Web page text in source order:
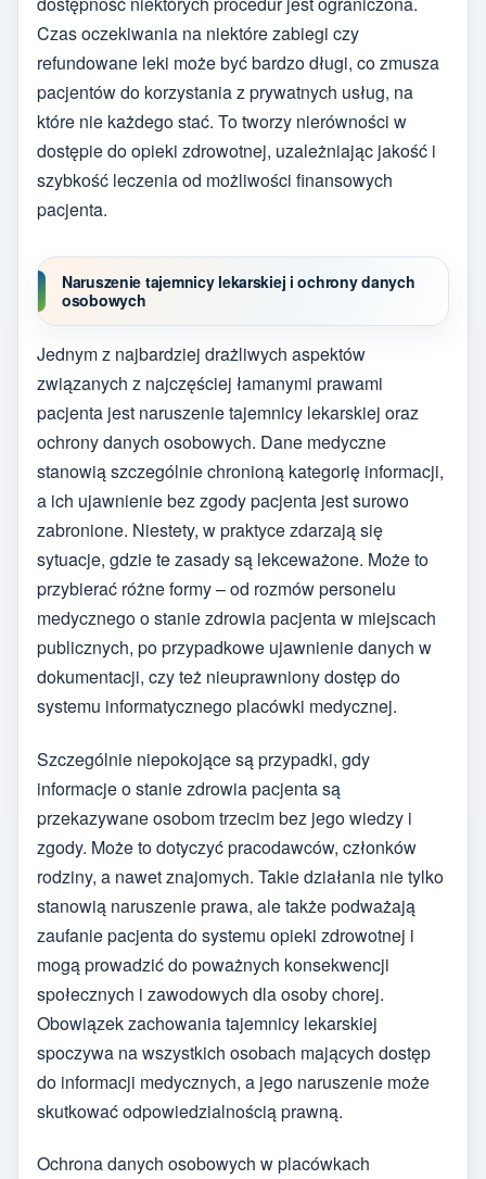
Czas oczekiwania na niektóre zabiegi czy
refundowane leki może być bardzo długi, co zmusza
pacjentów do korzystania z prywatnych usług, na
które nie każdego stać. To tworzy nierówności w
dostępie do opieki zdrowotnej, uzależniając jakość i
szybkość leczenia od możliwości finansowych
pacjenta.
Naruszenie tajemnicy lekarskiej i ochrony danych
osobowych
Jednym z najbardziej drażliwych aspektów
związanych z najczęściej łamanymi prawami
pacjenta jest naruszenie tajemnicy lekarskiej oraz
ochrony danych osobowych. Dane medyczne
stanowią szczególnie chronioną kategorię informacji,
a ich ujawnienie bez zgody pacjenta jest surowo
zabronione. Niestety, w praktyce zdarzają się
sytuacje, gdzie te zasady są lekceważone. Może to
przybierać różne formy – od rozmów personelu
medycznego o stanie zdrowia pacjenta w miejscach
publicznych, po przypadkowe ujawnienie danych w
dokumentacji, czy też nieuprawniony dostęp do
systemu informatycznego placówki medycznej.
Szczególnie niepokojące są przypadki, gdy
informacje o stanie zdrowia pacjenta są
przekazywane osobom trzecim bez jego wiedzy i
zgody. Może to dotyczyć pracodawców, członków
rodziny, a nawet znajomych. Takie działania nie tylko
stanowią naruszenie prawa, ale także podważają
zaufanie pacjenta do systemu opieki zdrowotnej i
mogą prowadzić do poważnych konsekwencji
społecznych i zawodowych dla osoby chorej.
Obowiązek zachowania tajemnicy lekarskiej
spoczywa na wszystkich osobach mających dostęp
do informacji medycznych, a jego naruszenie może
skutkować odpowiedzialnością prawną.
Ochrona danych osobowych w placówkach